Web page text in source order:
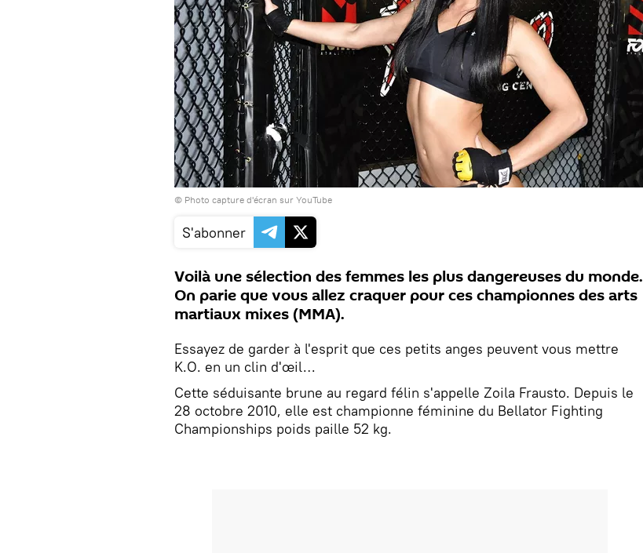
© Photo capture d'écran sur YouTube
S'abonner
Voilà une sélection des femmes les plus dangereuses du monde.
On parie que vous allez craquer pour ces championnes des arts
martiaux mixes (MMA).
Essayez de garder à l'esprit que ces petits anges peuvent vous mettre
K.O. en un clin d'œil…
Cette séduisante brune au regard félin s'appelle Zoila Frausto. Depuis le
28 octobre 2010, elle est championne féminine du Bellator Fighting
Championships poids paille 52 kg.